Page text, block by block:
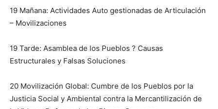
19 Mañana: Actividades Auto gestionadas de Articulación
– Movilizaciones
19 Tarde: Asamblea de los Pueblos ? Causas
Estructurales y Falsas Soluciones
20 Movilización Global: Cumbre de los Pueblos por la
Justicia Social y Ambiental contra la Mercantilización de